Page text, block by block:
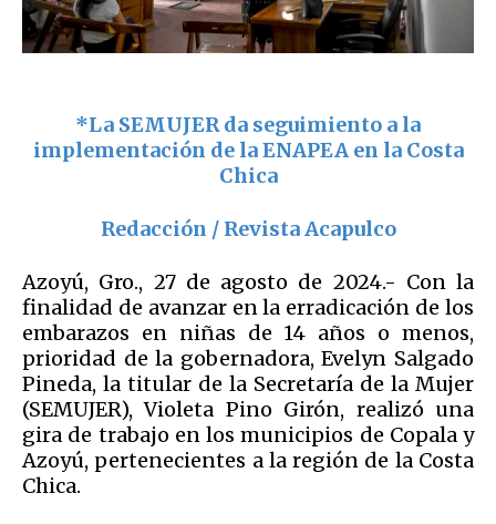
*La SEMUJER da seguimiento a la
implementación de la ENAPEA en la Costa
Chica
Redacción / Revista Acapulco
Azoyú, Gro., 27 de agosto de 2024.- Con la
finalidad de avanzar en la erradicación de los
embarazos en niñas de 14 años o menos,
prioridad de la gobernadora, Evelyn Salgado
Pineda, la titular de la Secretaría de la Mujer
(SEMUJER), Violeta Pino Girón, realizó una
gira de trabajo en los municipios de Copala y
Azoyú, pertenecientes a la región de la Costa
Chica.